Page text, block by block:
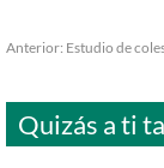
Anterior: Estudio de
Quizás a ti